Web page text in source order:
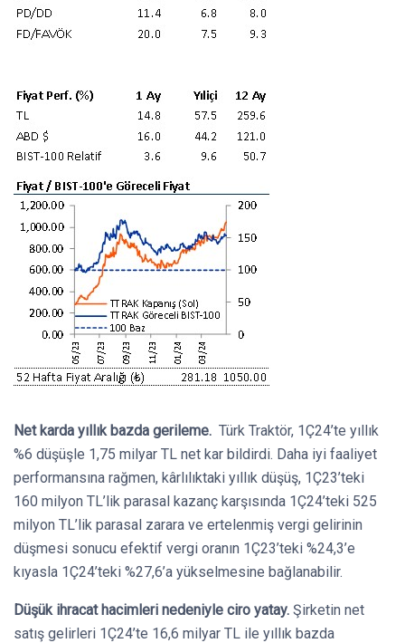
Net karda yıllık bazda gerileme. Türk Traktör, 1Ç24’te yıllık
%6 düşüşle 1,75 milyar TL net kar bildirdi. Daha iyi faaliyet
performansına rağmen, kârlılıktaki yıllık düşüş, 1Ç23’teki
160 milyon TL’lik parasal kazanç karşısında 1Ç24’teki 525
milyon TL’lik parasal zarara ve ertelenmiş vergi gelirinin
düşmesi sonucu efektif vergi oranın 1Ç23’teki %24,3’e
kıyasla 1Ç24’teki %27,6’a yükselmesine bağlanabilir.
Düşük ihracat hacimleri nedeniyle ciro yatay. Şirketin net
satış gelirleri 1Ç24’te 16,6 milyar TL ile yıllık bazda